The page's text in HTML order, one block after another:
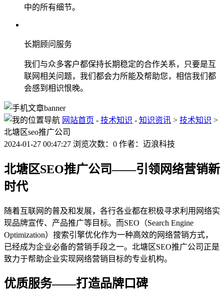
中的所有细节。
长期顾问服务
我们与众多客户都保持长期稳定的合作关系，只要是互
联网相关问题，我们都会力所能及帮助您，相信我们都
会感到相识恨晚。
网站首页 - 技术知识 - 知识资讯 > 技术知识 >
北塘区seo推广公司
2024-01-27 00:47:27 浏览次数：0 作者：迈浪科技
北塘区SEO推广公司——引领网络营销新
时代
随着互联网的普及和发展，各行各业都在积极寻求利用网络实
现品牌宣传、产品推广等目标。而SEO（Search Engine
Optimization）搜索引擎优化作为一种高效的网络营销方式，
已经成为企业必备的营销手段之一。北塘区SEO推广公司正是
致力于帮助企业实现网络营销目标的专业机构。
优质服务——打造品牌口碑